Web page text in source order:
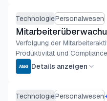
TechnologiePersonalwesen
Verfolgung der
Produktivität und
Details anzeigen
TechnologiePersonalwesen